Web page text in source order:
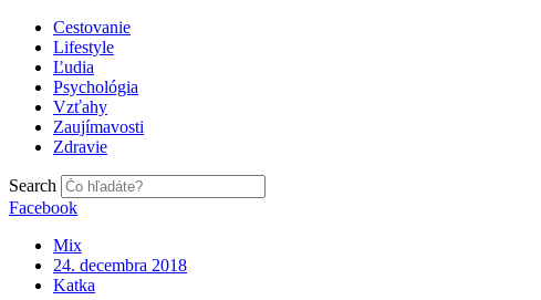
Cestovanie
Lifestyle
Ľudia
Psychológia
Vzťahy
Zaujímavosti
Zdravie
Search
Facebook
Mix
24. decembra 2018
Katka